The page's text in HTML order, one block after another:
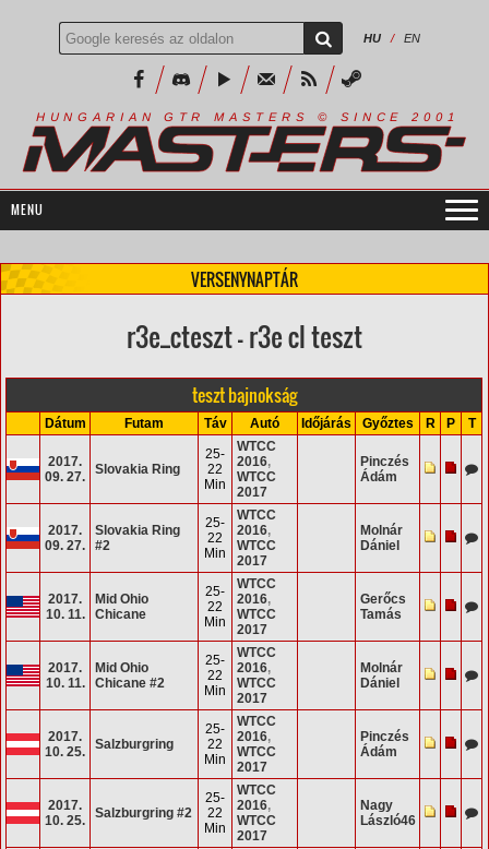
HU / EN
H U N G A R I A N G T R M A S T E R S © S I N C E 2 0 0 1
VERSENYNAPTÁR
r3e_cteszt - r3e cl teszt
teszt bajnokság
Dátum Futam Táv Autó Időjárás Győztes R P T
2017.
09. 27.
Slovakia Ring
25-
22
Min
WTCC
2016,
WTCC
2017
Pinczés
Ádám
2017.
09. 27.
Slovakia Ring
#2
25-
22
Min
WTCC
2016,
WTCC
2017
Molnár
Dániel
2017.
10. 11.
Mid Ohio
Chicane
25-
22
Min
WTCC
2016,
WTCC
2017
Gerőcs
Tamás
2017.
10. 11.
Mid Ohio
Chicane #2
25-
22
Min
WTCC
2016,
WTCC
2017
Molnár
Dániel
2017.
10. 25.
Salzburgring
25-
22
Min
WTCC
2016,
WTCC
2017
Pinczés
Ádám
2017.
10. 25.
Salzburgring #2
25-
22
Min
WTCC
2016,
WTCC
2017
Nagy
László46